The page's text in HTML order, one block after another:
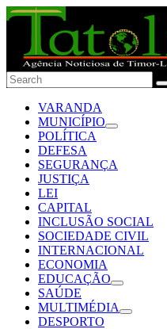
VARANDA
MUNICÍPIO
POLÍTICA
DEFESA
SEGURANÇA
JUSTIÇA
LEI
CAPITAL
INCLUSÃO SOCIAL
SOCIEDADE CIVIL
INTERNACIONAL
ECONOMIA
EDUCAÇÃO
SAÚDE
MULTIMÉDIA
DESPORTO